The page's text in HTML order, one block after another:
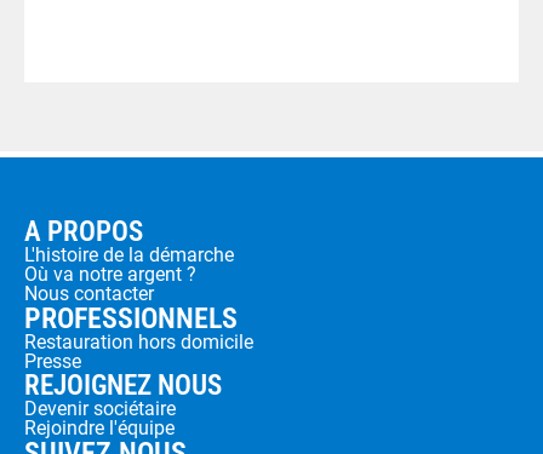
A PROPOS
L'histoire de la démarche
Où va notre argent ?
Nous contacter
PROFESSIONNELS
Restauration hors domicile
Presse
REJOIGNEZ NOUS
Devenir sociétaire
Rejoindre l'équipe